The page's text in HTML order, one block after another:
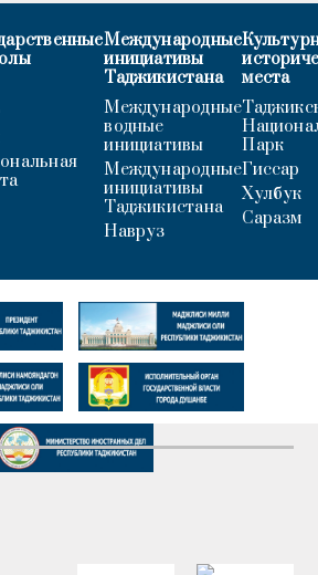
Международные
инициативы
Таджикистана
Международные
водные
инициативы
Международные
инициативы
Таджикистана
Навруз
места
Парк
Гиссар
Хулбук
Саразм